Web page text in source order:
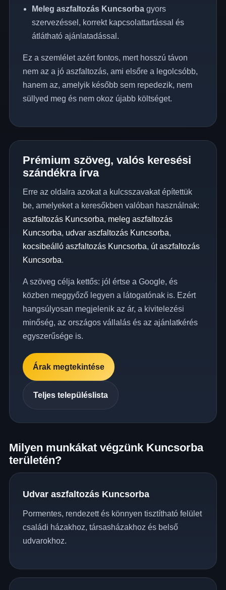
Meleg aszfaltozás Kuncsorbagyors
szervezéssel, korrekt kapcsolattartással és
átlátható ajánlatadással.
Ez a szemlélet azért fontos, mert hosszú távon
nem az a jó aszfaltozás, ami elsőre a legolcsóbb,
hanem az, amelyik később sem repedezik, nem
süllyed meg és nem okoz újabb költséget.
Prémium szöveg, valós keresési
szándékra írva
Erre az oldalra azokat a kulcsszavakat építettük
be, amelyeket a keresőkben valóban használnak:
aszfaltozás Kuncsorba, meleg aszfaltozás
Kuncsorba, udvar aszfaltozás Kuncsorba,
kocsibeálló aszfaltozás Kuncsorba, út aszfaltozás
Kuncsorba.
A szöveg célja kettős: jól értse a Google, és
közben meggyőző legyen a látogatónak is. Ezért
hangsúlyosan megjelenik az ár, a kivitelezési
minőség, az országos vállalás és az ajánlatkérés
egyszerűsége is.
Árak megtekintése
Teljes településlista
Milyen munkákat végzünk Kuncsorba
területén?
Udvar aszfaltozás Kuncsorba
Pormentes, rendezett és könnyen tisztítható felület
családi házakhoz, társasházakhoz és belső
udvarokhoz.